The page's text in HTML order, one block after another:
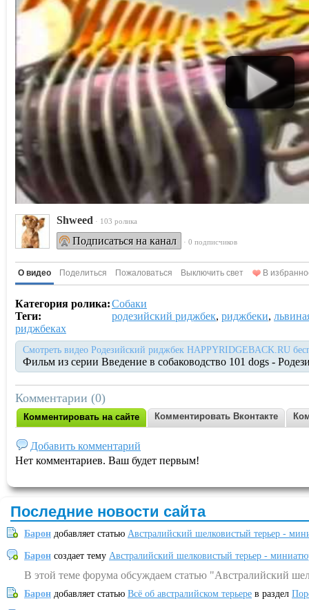
Shweed · 103 ролика
Подписаться на канал · 0 подписчиков
О видео Поделиться Пожаловаться Выключить свет В
Категория ролика:Собаки
Теги:
родезийский риджбек, риджбеки,
риджбеках
Смотреть видео Родезийский риджбек HAPPYRIDGEBACK.RU
Фильм из серии Введение в собаководство 101 dogs -
Комментарии (0)
Комментировать на сайте Комментировать Вконтакте
Добавить комментарий
Нет комментариев. Ваш будет первым!
Последние новости сайта
Барон добавляет статью Австралийский шелковистый терьер -
Барон создает тему Австралийский шелковистый терьер -
В этой теме форума обсуждаем статью "Австралийский
Барон добавляет статью Всё об австралийском терьере в раздел